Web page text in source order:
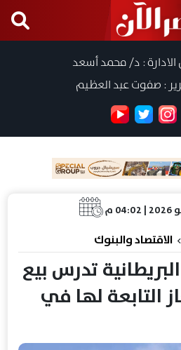
: د/ محمد أسعد
: صفوت عبد العظيم
الاقتصاد والبنوك
تدرس بيع
التابعة لها في